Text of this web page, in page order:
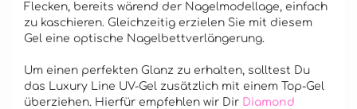
Flecken, bereits wärend der Nagelmodellage, einfach
zu kaschieren. Gleichzeitig erzielen Sie mit diesem
Gel eine optische Nagelbettverlängerung.
Um einen perfekten Glanz zu erhalten, solltest Du
das Luxury Line UV-Gel zusätzlich mit einem Top-Gel
überziehen. Hierfür empfehlen wir Dir Diamond